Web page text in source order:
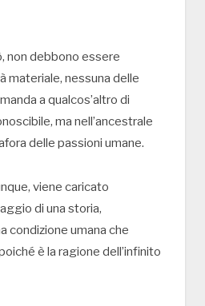
non debbono essere
materiale, nessuna delle
a qualcos’altro di
ma nell’ancestrale
delle passioni umane.
viene caricato
di una storia,
condizione umana che
è la ragione dell’infinito